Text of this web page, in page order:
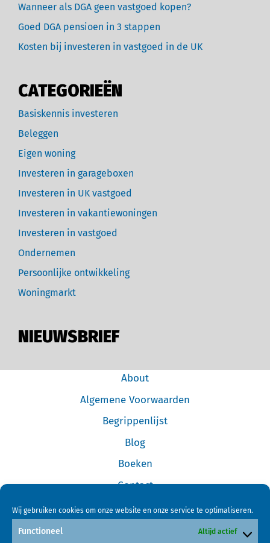
Wij gebruiken cookies om onze website en onze service te optimaliseren.
Functioneel Altijd actief
Wanneer als DGA geen vastgoed kopen?
Goed DGA pensioen in 3 stappen
Kosten bij investeren in vastgoed in de UK
CATEGORIEËN
Basiskennis investeren
Beleggen
Eigen woning
Investeren in garageboxen
Investeren in UK vastgoed
Investeren in vakantiewoningen
Investeren in vastgoed
Ondernemen
Persoonlijke ontwikkeling
Woningmarkt
NIEUWSBRIEF
About
Algemene Voorwaarden
Begrippenlijst
Blog
Boeken
Contact
Cookiebeleid (EU)